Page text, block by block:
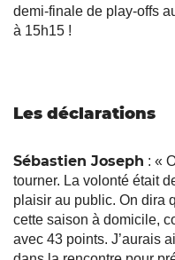
demi-finale de play-offs
à 15h15 !
Les déclarations
Sébastien Joseph : «
tourner. La volonté était
plaisir au public. On dira
cette saison à domicile,
avec 43 points. J’aurais